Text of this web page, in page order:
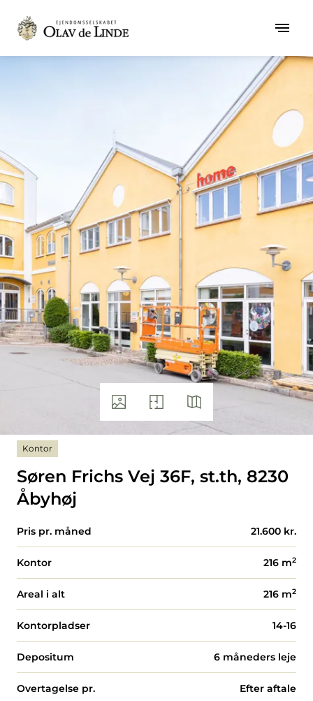
Kontor
Søren Frichs Vej 36F, st.th, 8230
Åbyhøj
Pris pr. måned 21.600 kr.
Kontor 216 m2
Areal i alt 216 m2
Kontorpladser 14-16
Depositum 6 måneders leje
Overtagelse pr. Efter aftale